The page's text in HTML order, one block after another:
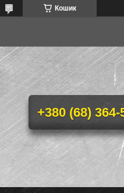
Кошик
+380 (68) 364-